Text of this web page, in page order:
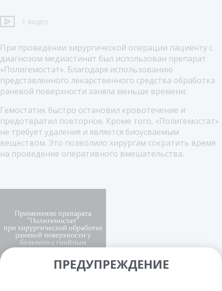
1 видео
При проведении хирургической операции пациенту с
диагнозом медиастинит был использован препарат
«Полигемостат». Благодаря использованию
представленного лекарственного средства обработка
раневой поверхности заняла меньше времени.
Гемостатик быстро остановил кровотечение и
предотвратил повторное. Кроме того, «Полигемостат»
не требует удаления и является биоусваемым
веществом. Это позволило хирургам сократить время
на проведение оперативного вмешательства.
ПРЕДУПРЕЖДЕНИЕ